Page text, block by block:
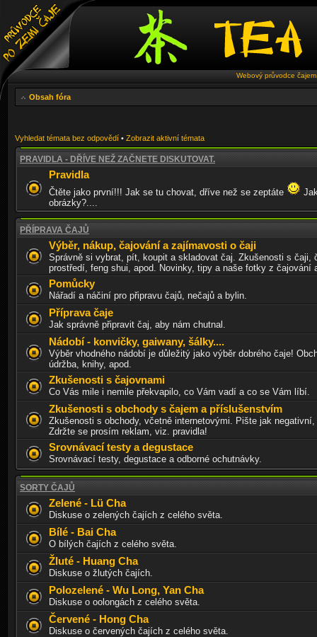
Webový průvodce
Obsah fóra
Vyhledat témata bez odpovědí • Zobrazit aktivní témata
PRAVIDLA - DŘÍVE NEŽ ZAČNETE DISKUTOVAT.
Pravidla
Čtěte jako první!!! Jak se tu chovat, dříve než se zeptáte
obrázky?....
PŘÍPRAVA ČAJŮ
Výběr, nákup, čajování a zajímavosti o čaji
Správně si vybrat, pít, koupit a skladovat čaj. Zkušenosti s čaji,
prostředí, feng shui, apod. Novinky, tipy a naše fotky z čajování
Pomůcky
Nářadí a náčiní pro připravu čajů, nečajů a bylin.
Příprava čaje
Jak správně připravit čaj, aby nám chutnal.
Nádobí - konvičky, gaiwany, šálky....
Výběr vhodného nádobí je důležitý jako výběr dobrého čaje!
údržba, knihy, apod.
Zkušenosti s čajovnami
Co Vás mile i nemile překvapilo, co Vám vadí a co se Vám líbí.
Zkušenosti s obchody s čajem a příslušenstvím
Zkušenosti s obchody, včetně internetovými. Pište jak
Zdržte se prosím reklam, viz. pravidla!
Srovnávací testy a degustace
Srovnávací testy, degustace a odborné ochutnávky.
SORTY ČAJŮ
Zelené - Lü Cha
Diskuse o zelených čajích z celého světa.
Bílé - Bai Cha
O bílých čajích z celého světa.
Žluté - Huang Cha
Diskuse o žlutých čajích.
Polozelené - Wu Long, Yan Cha
Diskuse o oolongách z celého světa.
Červené - Hong Cha
Diskuse o červených čajích z celého světa.